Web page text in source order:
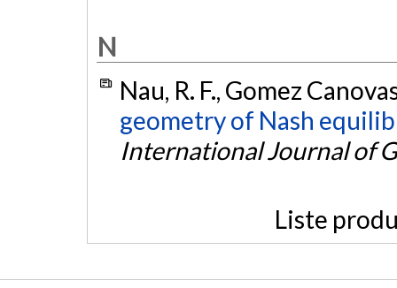
N
Nau, R. F., Gomez
geometry of Nash
International Journal of
Liste